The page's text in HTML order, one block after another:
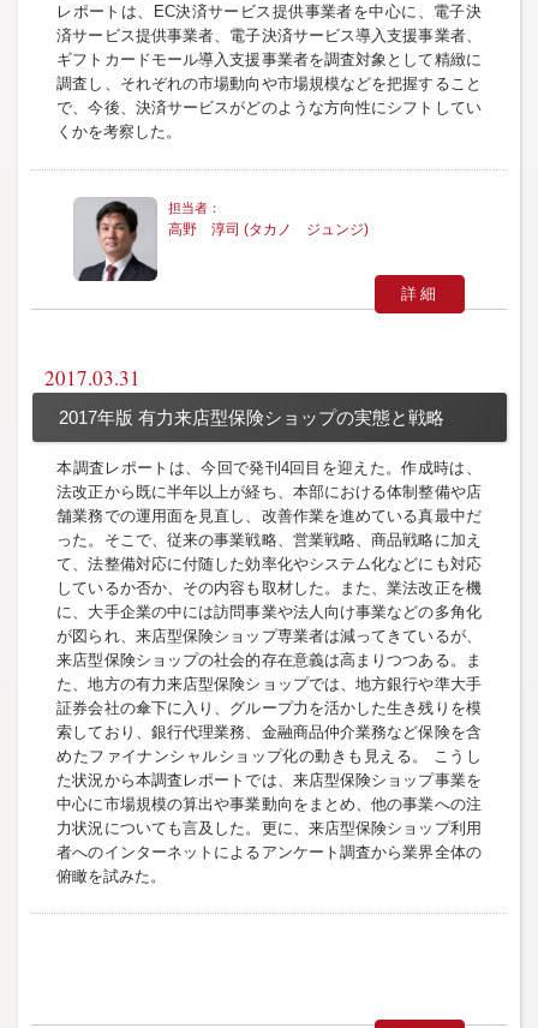
レポートは、EC決済サービス提供事業者を中心に、電子決
済サービス提供事業者、電子決済サービス導入支援事業者、
ギフトカードモール導入支援事業者を調査対象として精緻に
調査し、それぞれの市場動向や市場規模などを把握すること
で、今後、決済サービスがどのような方向性にシフトしてい
くかを考察した。
高野 淳司 (タカノ ジュンジ)
詳細
2017.03.31
2017年版 有力来店型保険ショップの実態と戦略
本調査レポートは、今回で発刊4回目を迎えた。作成時は、
法改正から既に半年以上が経ち、本部における体制整備や店
舗業務での運用面を見直し、改善作業を進めている真最中だ
った。そこで、従来の事業戦略、営業戦略、商品戦略に加え
て、法整備対応に付随した効率化やシステム化などにも対応
しているか否か、その内容も取材した。また、業法改正を機
に、大手企業の中には訪問事業や法人向け事業などの多角化
が図られ、来店型保険ショップ専業者は減ってきているが、
来店型保険ショップの社会的存在意義は高まりつつある。ま
た、地方の有力来店型保険ショップでは、地方銀行や準大手
証券会社の傘下に入り、グループ力を活かした生き残りを模
索しており、銀行代理業務、金融商品仲介業務など保険を含
めたファイナンシャルショップ化の動きも見える。 こうし
た状況から本調査レポートでは、来店型保険ショップ事業を
中心に市場規模の算出や事業動向をまとめ、他の事業への注
力状況についても言及した。更に、来店型保険ショップ利用
者へのインターネットによるアンケート調査から業界全体の
俯瞰を試みた。